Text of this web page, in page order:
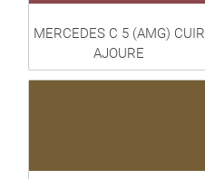
MERCEDES C 5 (AMG) CUIR
AJOURE